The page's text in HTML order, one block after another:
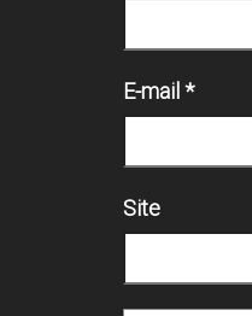
E-mail*
Site